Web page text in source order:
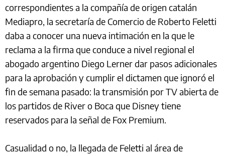
correspondientes a la compañía de origen catalán
Mediapro, la secretaría de Comercio de Roberto Feletti
daba a conocer una nueva intimación en la que le
reclama a la firma que conduce a nivel regional el
abogado argentino Diego Lerner dar pasos adicionales
para la aprobación y cumplir el dictamen que ignoró el
fin de semana pasado: la transmisión por TV abierta de
los partidos de River o Boca que Disney tiene
reservados para la señal de Fox Premium.
Casualidad o no, la llegada de Feletti al área de